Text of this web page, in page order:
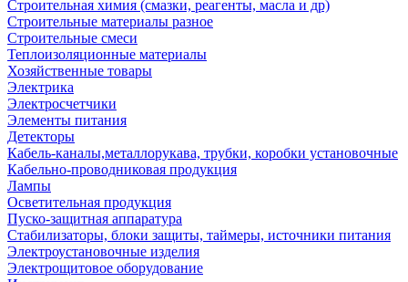
Строительная химия (смазки, реагенты, масла и др)
Строительные материалы разное
Строительные смеси
Теплоизоляционные материалы
Хозяйственные товары
Электрика
Электросчетчики
Элементы питания
Детекторы
Кабель-каналы,металлорукава, трубки, коробки установочные
Кабельно-проводниковая продукция
Лампы
Осветительная продукция
Пуско-защитная аппаратура
Стабилизаторы, блоки защиты, таймеры, источники питания
Электроустановочные изделия
Электрощитовое оборудование